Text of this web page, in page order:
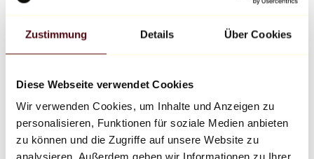
Zustimmung Details Über Cookies
Diese Webseite verwendet Cookies
Wir verwenden Cookies, um Inhalte und Anzeigen zu
personalisieren, Funktionen für soziale Medien anbieten
zu können und die Zugriffe auf unsere Website zu
analysieren. Außerdem geben wir Informationen zu Ihrer
Richard Orlinski
Keith Haring
Jeff Koons
Jean-Michel Basquiat
Alle Designer
Werk der Woche